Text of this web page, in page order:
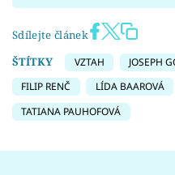
Sdílejte článek
ŠTÍTKY
VZTAH JOSEPH
FILIP RENČ
LÍDA BAAROVÁ
TATIANA PAUHOFOVÁ